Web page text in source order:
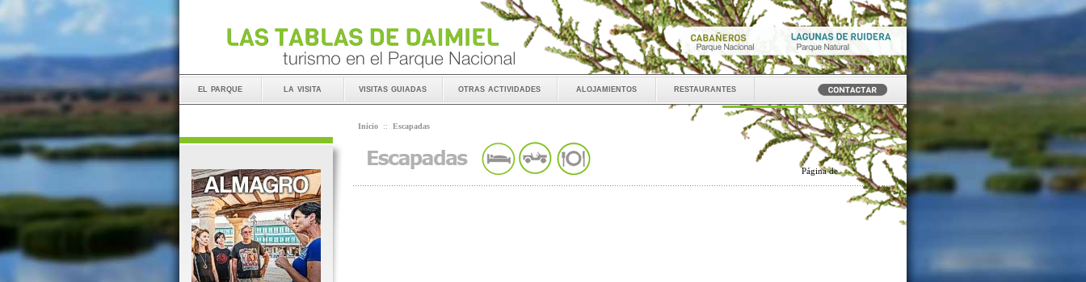
el parque la visita visitas guiadas otras actividades alojamientos restaurantes
Inicio :: Escapadas
Páginade